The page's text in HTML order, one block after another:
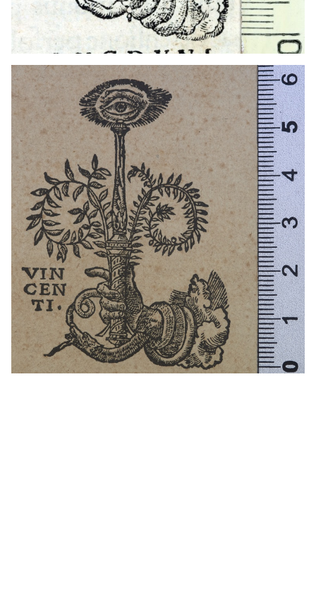
1536 - 1568
Lió (França)
t1544
Tolosa (França)
1536 - 1568
Lió (França)
t1544
Tolosa (França)